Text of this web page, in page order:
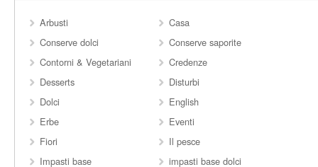
Arbusti
Casa
Conserve dolci
Conserve saporite
Contorni & Vegetariani
Credenze
Desserts
Disturbi
Dolci
English
Erbe
Eventi
Fiori
Il pesce
Impasti base
impasti base dolci